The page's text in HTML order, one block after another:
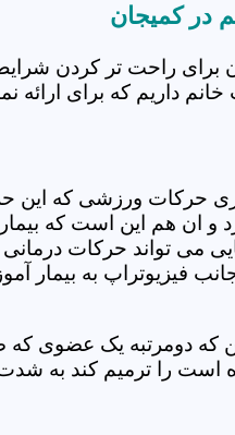
در کمیجان
برای راحت تر کردن
داریم که برای ارائه
حرکات ورزشی که این
و ان هم این است که
می تواند حرکات
فیزیوتراپ به
که دومرتبه یک
است را ترمیم کند به